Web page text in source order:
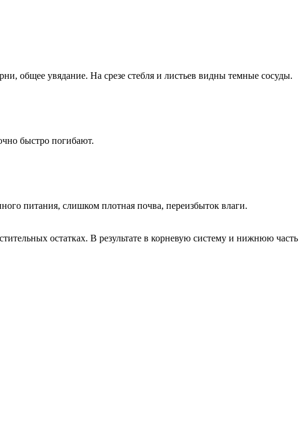
общее увядание. На срезе стебля и листьев видны темные сосуды.
быстро погибают.
питания, слишком плотная почва, переизбыток влаги.
остатках. В результате в корневую систему и нижнюю часть